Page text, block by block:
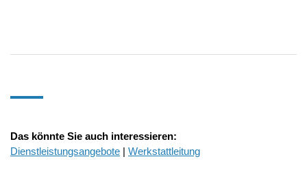
Das könnte Sie auch interessieren:
Dienstleistungsangebote | Werkstattleitung